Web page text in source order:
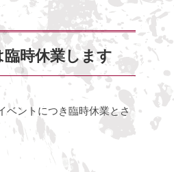
時休業します
ベントにつき臨時休業とさ